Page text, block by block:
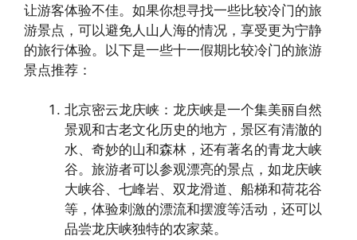
让游客体验不佳。如果你想寻找一些比较冷门的旅
游景点，可以避免人山人海的情况，享受更为宁静
的旅行体验。以下是一些十一假期比较冷门的旅游
景点推荐：
北京密云龙庆峡：龙庆峡是一个集美丽自然
景观和古老文化历史的地方，景区有清澈的
水、奇妙的山和森林，还有著名的青龙大峡
谷。旅游者可以参观漂亮的景点，如龙庆峡
大峡谷、七峰岩、双龙滑道、船梯和荷花谷
等，体验刺激的漂流和摆渡等活动，还可以
品尝龙庆峡独特的农家菜。